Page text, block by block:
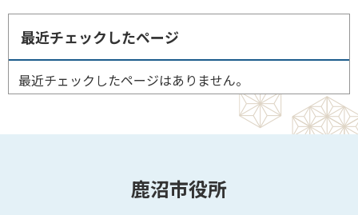
最近チェックしたページ
最近チェックしたページはありません。
鹿沼市役所